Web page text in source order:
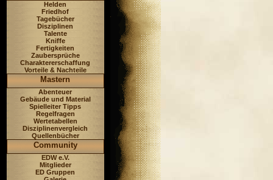
Helden
Friedhof
Tagebücher
Disziplinen
Talente
Kniffe
Fertigkeiten
Zaubersprüche
Charaktererschaffung
Vorteile & Nachteile
Mastern
Abenteuer
Gebäude und Material
Spielleiter Tipps
Regelfragen
Wertetabellen
Disziplinenvergleich
Quellenbücher
Community
EDW e.V.
Mitglieder
ED Gruppen